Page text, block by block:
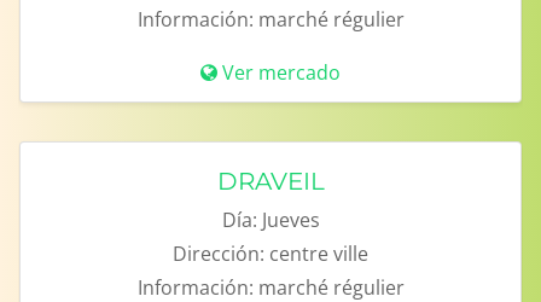
Información: marché régulier
Ver mercado
DRAVEIL
Día: Jueves
Dirección: centre ville
Información: marché régulier